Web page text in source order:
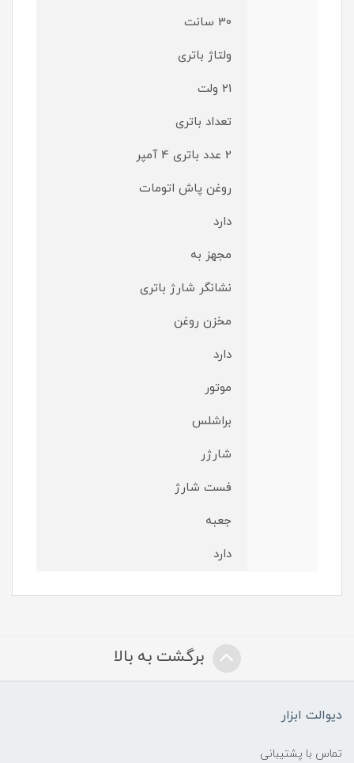
30 سانت
ولتاژ باتری
21 ولت
تعداد باتری
2 عدد باتری 4 آمپر
روغن پاش اتومات
دارد
مجهز به
نشانگر شارژ باتری
مخزن روغن
دارد
موتور
براشلس
شارژر
فست شارژ
جعبه
دارد
برگشت به بالا
دیوالت ابزار
تماس با پشتیبانی